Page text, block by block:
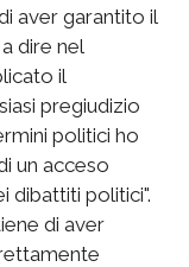
aver garantito il
dire nel
il
pregiudizio
politici ho
un acceso
dibattiti politici".
di aver